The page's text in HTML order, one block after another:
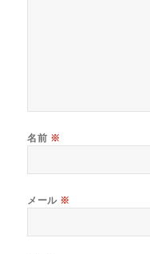
名前 ※
メール ※